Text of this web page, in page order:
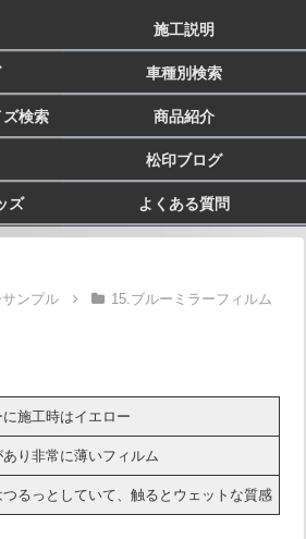
施工説明
車種別検索
ズ検索 商品紹介
松印ブログ
ズ よくある質問
サンプル 15.ブルーミラーフィルム
に施工時はイエロー
り非常に薄いフィルム
るっとしていて、触るとウェットな質感